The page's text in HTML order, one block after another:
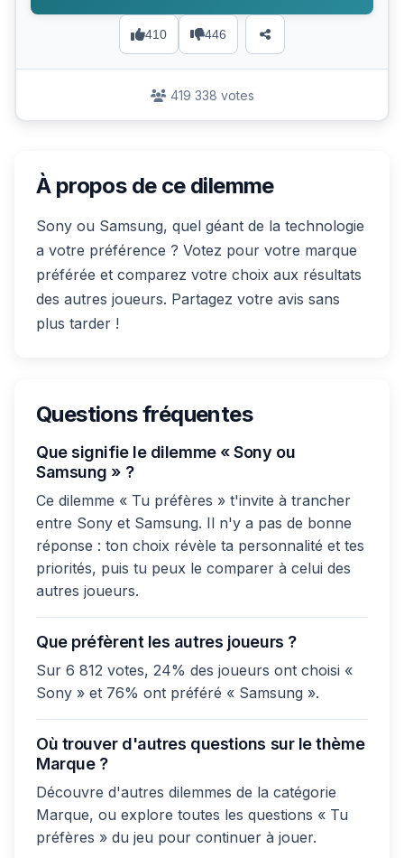
410 446
419 338 votes
À propos de ce dilemme
Sony ou Samsung, quel géant de la technologie
a votre préférence ? Votez pour votre marque
préférée et comparez votre choix aux résultats
des autres joueurs. Partagez votre avis sans
plus tarder !
Questions fréquentes
Que signifie le dilemme « Sony ou
Samsung » ?
Ce dilemme « Tu préfères » t'invite à trancher
entre Sony et Samsung. Il n'y a pas de bonne
réponse : ton choix révèle ta personnalité et tes
priorités, puis tu peux le comparer à celui des
autres joueurs.
Que préfèrent les autres joueurs ?
Sur 6 812 votes, 24% des joueurs ont choisi «
Sony » et 76% ont préféré « Samsung ».
Où trouver d'autres questions sur le thème
Marque ?
Découvre d'autres dilemmes de la catégorie
Marque, ou explore toutes les questions « Tu
préfères » du jeu pour continuer à jouer.